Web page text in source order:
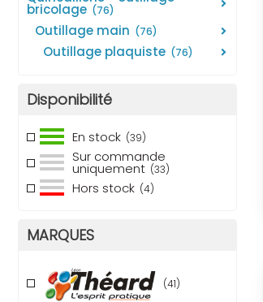
bricolage (76)
outillage main (76)
outillage plaquiste (76)
Disponibilité
En stock (39)
Sur commande
uniquement (33)
Hors stock (4)
MARQUES
(41)